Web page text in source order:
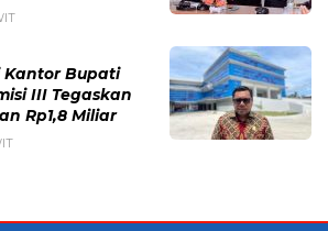
Kantor Bupati
III Tegaskan
Rp1,8 Miliar